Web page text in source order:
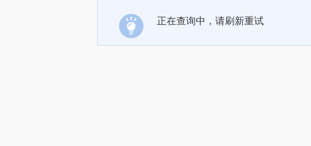
正在查询中，请刷新重试